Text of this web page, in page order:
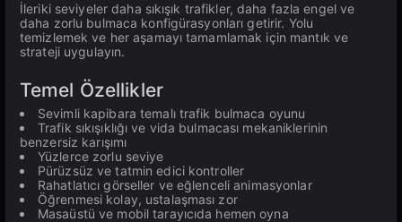
İleriki seviyeler daha sıkışık trafikler, daha fazla engel ve
daha zorlu bulmaca konfigürasyonları getirir. Yolu
temizlemek ve her aşamayı tamamlamak için mantık ve
strateji uygulayın.
Temel Özellikler
Sevimli kapibara temalı trafik bulmaca oyunu
Trafik sıkışıklığı ve vida bulmacası mekaniklerinin
benzersiz karışımı
Yüzlerce zorlu seviye
Pürüzsüz ve tatmin edici kontroller
Rahatlatıcı görseller ve eğlenceli animasyonlar
Öğrenmesi kolay, ustalaşması zor
Masaüstü ve mobil tarayıcıda hemen oyna